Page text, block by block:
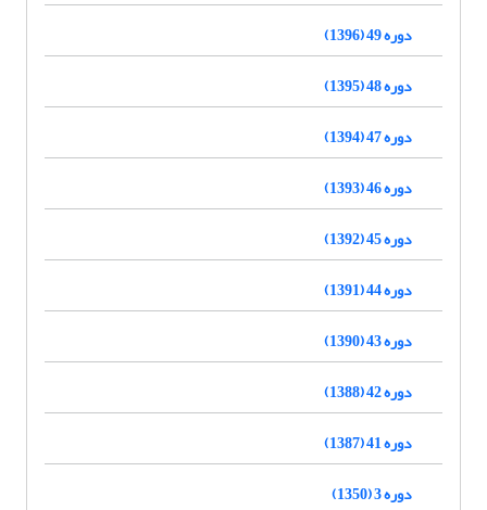
دوره 49 (1396)
دوره 48 (1395)
دوره 47 (1394)
دوره 46 (1393)
دوره 45 (1392)
دوره 44 (1391)
دوره 43 (1390)
دوره 42 (1388)
دوره 41 (1387)
دوره 3 (1350)